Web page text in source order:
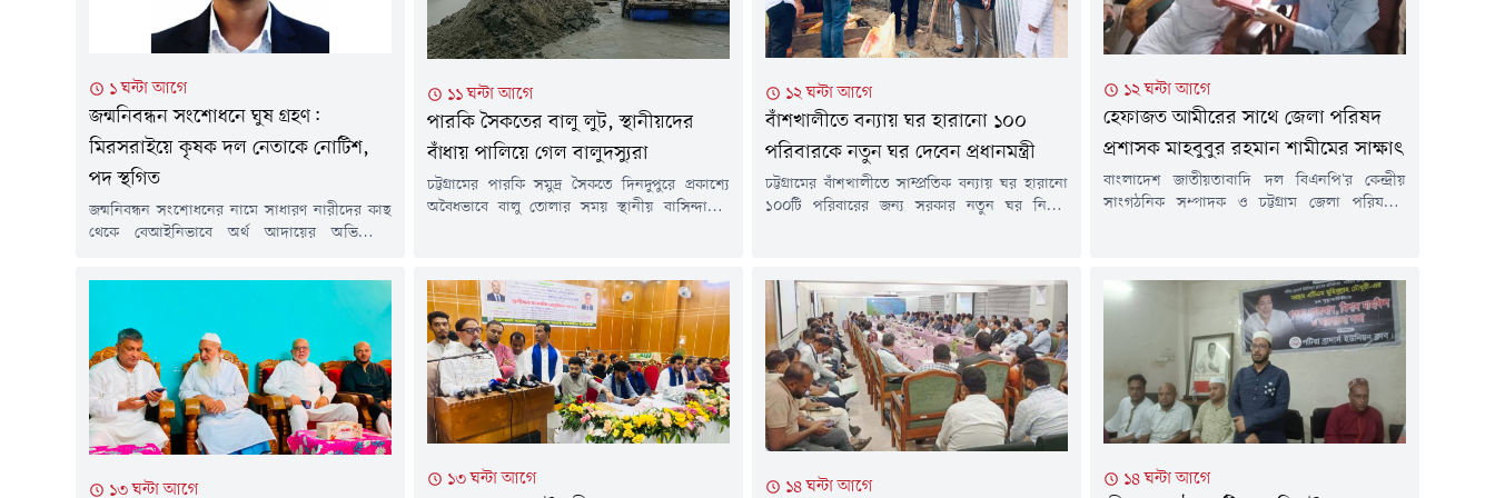
১ ঘন্টা আগে
জন্মনিবন্ধন সংশোধনে ঘুষ গ্রহণ:
মিরসরাইয়ে কৃষক দল নেতাকে নোটিশ,
পদ স্থগিত
জন্মনিবন্ধন সংশোধনের নামে সাধারণ নারীদের কাছ
থেকে বেআইনিভাবে অর্থ আদায়ের অভিযোগে
নেতাকে শোকজ ও দলীয় পদ থেকে সাময়িক
অব্যাহতি দেওয়া হয়েছে। অভিযুক্ত মশিউর রহমান ৯
নম্বর মিরসরাই সদর ইউনিয়ন কৃষক দলের সভাপতির
দায়িত্বে ছিলেন।শুক্রবার (৭ আগস্ট) উপজেলা কৃষক
দলের সভাপতি মো. আশরাফ উদ্দিন...
১১ ঘন্টা আগে
পারকি সৈকতের বালু লুট, স্থানীয়দের
বাঁধায় পালিয়ে গেল বালুদস্যুরা
চট্টগ্রামের পারকি সমুদ্র সৈকতে দিনদুপুরে প্রকাশ্যে
অবৈধভাবে বালু তোলার সময় স্থানীয় বাসিন্দাদের
ও স্থানীয়দের সাথে কথা বলে জানা গেছে, কয়েকদিন
ধরে স্থানীয় একটি সিন্ডিকেট পরিবেশ ধ্বংস করে...
১২ ঘন্টা আগে
বাঁশখালীতে বন্যায় ঘর হারানো ১০০
পরিবারকে নতুন ঘর দেবেন প্রধানমন্ত্রী
চট্টগ্রামের বাঁশখালীতে সাম্প্রতিক বন্যায় ঘর হারানো
১০০টি পরিবারের জন্য সরকার নতুন ঘর নির্মাণ
উপলক্ষে বাহারছড়া সমুদ্রসৈকতসংলগ্ন এলাকায় দুটি
হেলিপ্যাড নির্মাণ করা হয়েছে। সেখানে মঞ্চ ও
প্যান্ডেল নির্মাণসহ শেষ মুহূর্তের প্রস্তুতি চলছে।...
১২ ঘন্টা আগে
হেফাজত আমীরের সাথে জেলা পরিষদ
প্রশাসক মাহবুবুর রহমান শামীমের সাক্ষাৎ
বাংলাদেশ জাতীয়তাবাদি দল বিএনপি'র কেন্দ্রীয়
সাংগঠনিক সম্পাদক ও চট্টগ্রাম জেলা পরিষদের
বিকেলে চট্টগ্রামের ফটিকছড়ি উপজেলার ঐতিহ্যবাহী
আল জামিয়াতুল ইসলামিয়া আজিজুল উলূম বাবুনগর
মাদ্রাসায় এ সাক্ষাৎ অনুষ্ঠিত হয়।প্রধানমন্ত্রীর আসন্ন
চট্টগ্রাম সফরকে কেন্দ্র করে সার্বিক...
১৩ ঘন্টা আগে ১৩ ঘন্টা আগে ১৪ ঘন্টা আগে ১৪ ঘন্টা আগে